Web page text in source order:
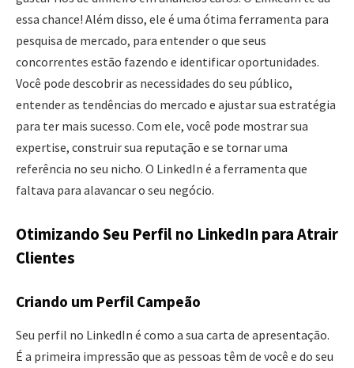
essa chance! Além disso, ele é uma ótima ferramenta para
pesquisa de mercado, para entender o que seus
concorrentes estão fazendo e identificar oportunidades.
Você pode descobrir as necessidades do seu público,
entender as tendências do mercado e ajustar sua estratégia
para ter mais sucesso. Com ele, você pode mostrar sua
expertise, construir sua reputação e se tornar uma
referência no seu nicho. O LinkedIn é a ferramenta que
faltava para alavancar o seu negócio.
Otimizando Seu Perfil no LinkedIn para Atrair
Clientes
Criando um Perfil Campeão
Seu perfil no LinkedIn é como a sua carta de apresentação.
É a primeira impressão que as pessoas têm de você e do seu